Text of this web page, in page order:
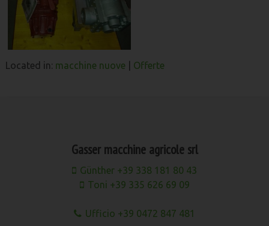
Located in: macchine nuove Offerte
Gasser macchine agricole srl
Günther +39 338 181 80 43
Toni +39 335 626 69 09
Ufficio +39 0472 847 481